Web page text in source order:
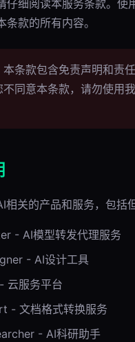
仔细阅读本服务条款。使
条款的所有内容。
本条款包含免责声明和责
同意本条款，请勿使用
相关的产品和服务，包括
- AI模型转发代理服务
- AI设计工具
云服务平台
- 文档格式转换服务
- AI科研助手